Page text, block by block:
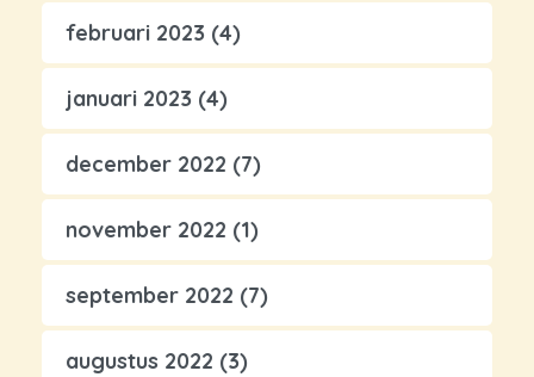
februari 2023 (4)
januari 2023 (4)
december 2022 (7)
november 2022 (1)
september 2022 (7)
augustus 2022 (3)